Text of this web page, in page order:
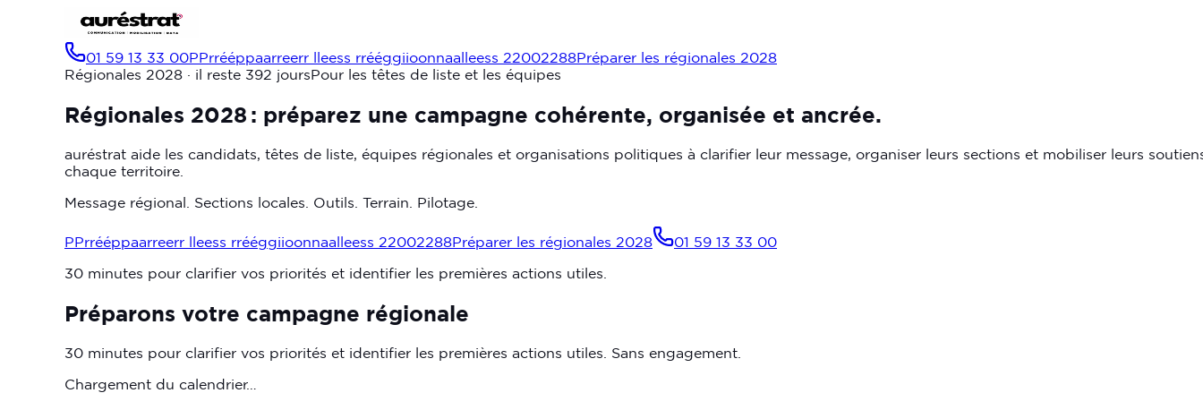
01 59 13 33 00PPrrééppaarreerr lleess rrééggiioonnaalleess 22002288Préparer les régionales 2028
Régionales 2028 · il reste 392 joursPour les têtes de liste et les équipes
Régionales 2028 : préparez une campagne cohérente, organisée et ancrée.
auréstrat aide les candidats, têtes de liste, équipes régionales et organisations politiques à clarifier leur message, organiser leurs sections et mobiliser leurs
chaque territoire.
Message régional. Sections locales. Outils. Terrain. Pilotage.
PPrrééppaarreerr lleess rrééggiioonnaalleess 22002288Préparer les régionales 2028
01 59 13 33 00
30 minutes pour clarifier vos priorités et identifier les premières actions utiles.
Préparons votre campagne régionale
30 minutes pour clarifier vos priorités et identifier les premières actions utiles. Sans engagement.
Chargement du calendrier…